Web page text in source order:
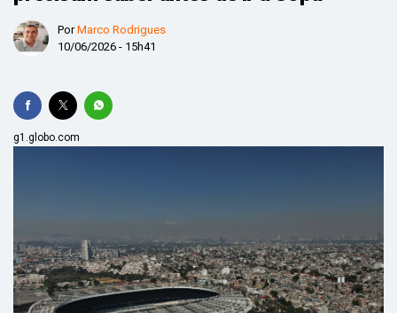
PorMarco Rodrigues
10/06/2026 - 15h41
g1.globo.com